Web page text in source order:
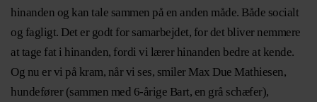
hinanden og kan tale sammen på en anden måde. Både socialt
og fagligt. Det er godt for samarbejdet, for det bliver nemmere
at tage fat i hinanden, fordi vi lærer hinanden bedre at kende.
Og nu er vi på kram, når vi ses, smiler Max Due Mathiesen,
hundefører (sammen med 6-årige Bart, en grå schæfer),